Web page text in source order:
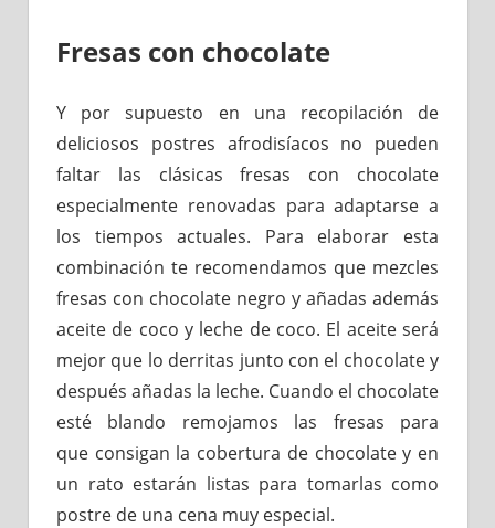
Fresas con chocolate
Y por supuesto en una recopilación de
deliciosos postres afrodisíacos no pueden
faltar las clásicas fresas con chocolate
especialmente renovadas para adaptarse a
los tiempos actuales. Para elaborar esta
combinación te recomendamos que mezcles
fresas con chocolate negro y añadas además
aceite de coco y leche de coco. El aceite será
mejor que lo derritas junto con el chocolate y
después añadas la leche. Cuando el chocolate
esté blando remojamos las fresas para
que consigan la cobertura de chocolate y en
un rato estarán listas para tomarlas como
postre de una cena muy especial.